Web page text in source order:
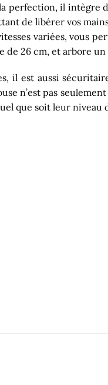
perfection, il intègre
de libérer vos
variées, vous
de 26 cm, et arbore
il est aussi
n’est pas
que soit leur niveau